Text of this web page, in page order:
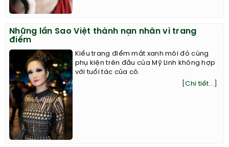
Những lần Sao Việt thành nạn nhân vì trang
điểm
Kiểu trang điểm mắt xanh môi đỏ cùng
phụ kiện trên đầu của Mỹ Linh không hợp
với tuổi tác của cô.
[Chi tiết...]